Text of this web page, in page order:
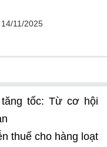
14/11/2025
tốc: Từ cơ hội
thuế cho hàng loạt